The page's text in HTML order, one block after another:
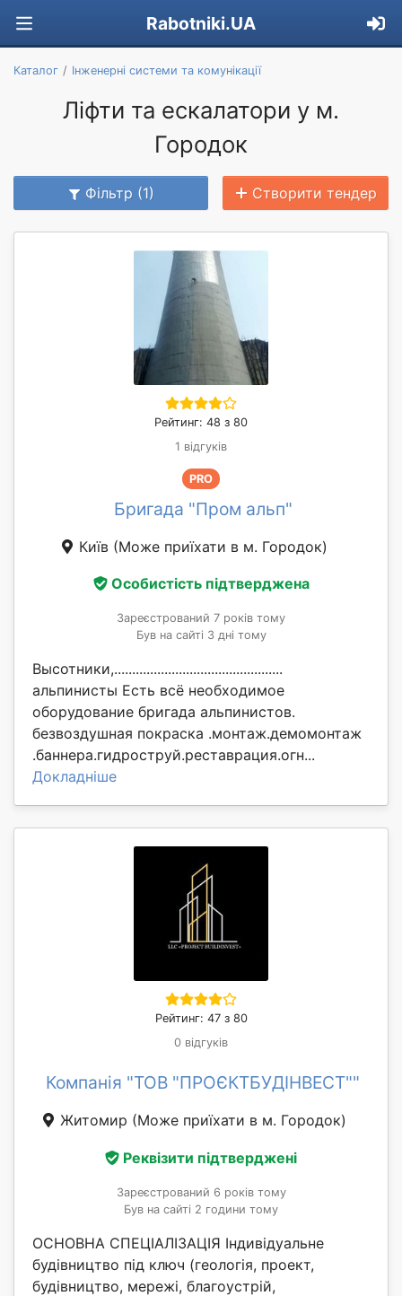
Rabotniki.UA
Каталог Інженерні системи та комунікації
Ліфти та ескалатори у м.
Городок
Фільтр (1) Створити тендер
Рейтинг: 48 з 80
1 відгуків
PRO
Бригада "Пром альп"
Київ (Може приїхати в м. Городок)
Особистість підтверджена
Зареєстрований 7 років тому
Був на сайті 3 дні тому
Высотники,...............................................
альпинисты Есть всё необходимое
оборудование бригада альпинистов.
безвоздушная покраска .монтаж.демомонтаж
.баннера.гидроструй.реставрация.огн...
Докладніше
Рейтинг: 47 з 80
0 відгуків
Компанія "ТОВ "ПРОЄКТБУДІНВЕСТ""
Житомир (Може приїхати в м. Городок)
Реквізити підтверджені
Зареєстрований 6 років тому
Був на сайті 2 години тому
ОСНОВНА СПЕЦІАЛІЗАЦІЯ Індивідуальне
будівництво під ключ (геологія, проект,
будівництво, мережі, благоустрій,